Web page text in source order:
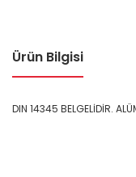
Ürün Bilgisi
DIN 14345 BELGELİDİR.